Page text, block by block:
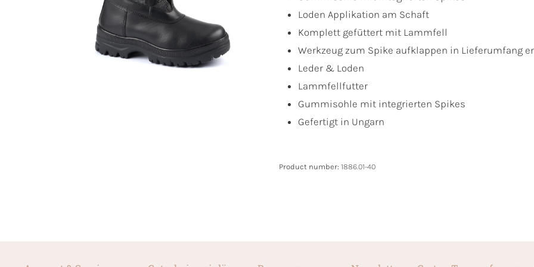
Loden Applikation am Schaft
Komplett gefüttert mit Lammfell
Werkzeug zum Spike aufklappen in Lieferumfang
Leder & Loden
Lammfellfutter
Gummisohle mit integrierten Spikes
Gefertigt in Ungarn
Product number: 1886.01-40